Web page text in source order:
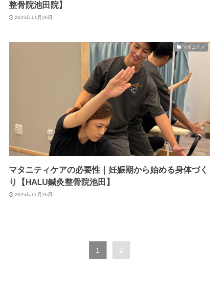
整骨院池田院】
2025年11月26日
マタニティ
マタニティケアの必要性｜妊娠期から始める身体づく
り【HALU鍼灸整骨院池田】
2025年11月26日
1 2